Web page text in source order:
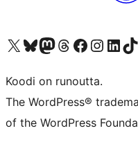
Visit our X (formerly Twitter) account
Visit our Bluesky account
Visit our Mastodon account
Visit our Threads account
Visit our Facebook page
Visit our Instagram
Visit ourVisit
Koodi on runoutta.
The WordPress®
of the WordPress